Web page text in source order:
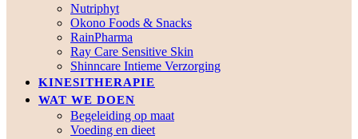
Nutriphyt
Okono Foods & Snacks
RainPharma
Ray Care Sensitive Skin
Shinncare Intieme Verzorging
KINESITHERAPIE
WAT WE DOEN
Begeleiding op maat
Voeding en dieet